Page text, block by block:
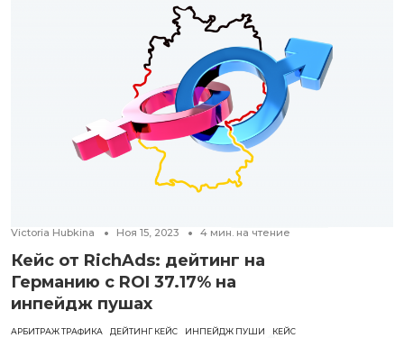
Victoria Hubkina Ноя 15, 2023 4 мин. на чтение
Кейс от RichAds: дейтинг на
Германию с ROI 37.17% на
инпейдж пушах
АРБИТРАЖ ТРАФИКА ДЕЙТИНГ КЕЙС ИНПЕЙДЖ ПУШИ КЕЙС